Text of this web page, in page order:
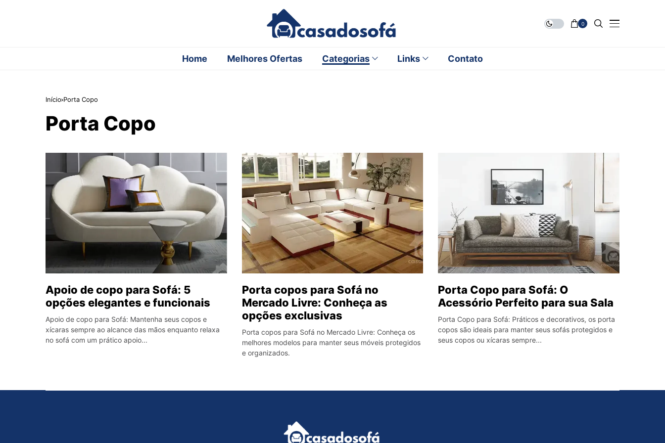
0
Home Melhores Ofertas Categorias Links Contato
Início Porta Copo
Porta Copo
Apoio de copo para Sofá: 5
opções elegantes e funcionais
Apoio de copo para Sofá: Mantenha seus copos e
xícaras sempre ao alcance das mãos enquanto relaxa
no sofá com um prático apoio...
Porta copos para Sofá no
Mercado Livre: Conheça as
opções exclusivas
Porta copos para Sofá no Mercado Livre: Conheça os
melhores modelos para manter seus móveis protegidos
e organizados.
Porta Copo para Sofá: O
Acessório Perfeito para sua Sala
Porta Copo para Sofá: Práticos e decorativos, os porta
copos são ideais para manter seus sofás protegidos e
seus copos ou xícaras sempre...